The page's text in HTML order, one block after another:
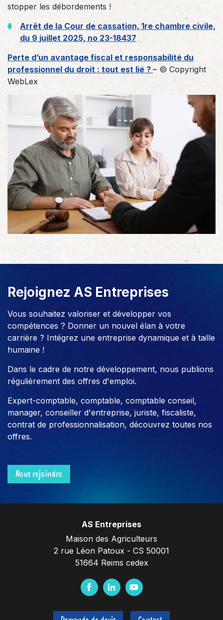
stopper les débordements !
Arrêt de la Cour de cassation, 1re chambre civile,
du 9 juillet 2025, no 23-18437
Perte d’un avantage fiscal et responsabilité du
professionnel du droit : tout est lié ? – © Copyright
WebLex
Rejoignez AS Entreprises
Vous souhaitez valoriser et développer vos
compétences ? Donner un nouvel élan à votre
carrière ? Intégrez une entreprise dynamique et à taille
humaine !
Dans le cadre de notre développement, nous publions
régulièrement des offres d'emploi.
Expert-comptable, comptable, comptable conseil,
manager, conseiller d'entreprise, juriste, fiscaliste,
contrat de professionnalisation, découvrez toutes nos
offres.
Nous rejoindre
AS Entreprises
Maison des Agriculteurs
2 rue Léon Patoux - CS 50001
51664 Reims cedex
F
c
L
n
Y
u